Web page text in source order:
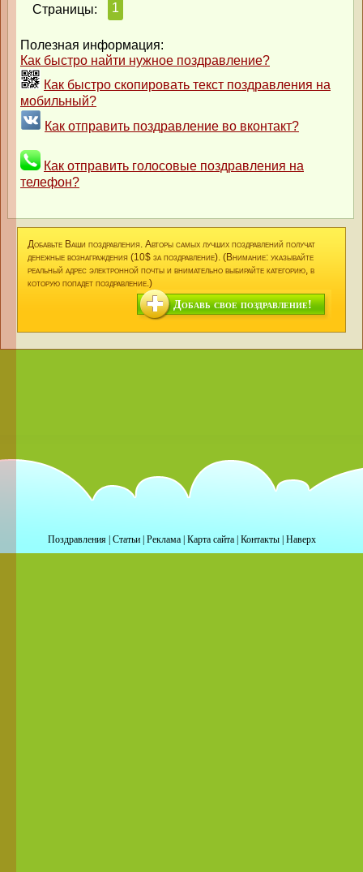
Страницы: 1
Полезная информация:
Как быстро найти нужное поздравление?
Как быстро скопировать текст поздравления на
мобильный?
Как отправить поздравление во вконтакт?
Как отправить голосовые поздравления на
телефон?
Добавьте Ваши поздравления. Авторы самых лучших поздравлений получат
денежные вознаграждения (10$ за поздравление). (Внимание: указывайте
реальный адрес электронной почты и внимательно выбирайте категорию, в
которую попадет поздравление.)
Добавь свое поздравление!
Поздравления| Статьи| Реклама| Карта сайта| Контакты| Наверх